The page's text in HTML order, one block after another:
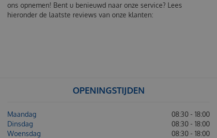
ons opnemen! Bent u benieuwd naar onze service? Lees
hieronder de laatste reviews van onze klanten:
OPENINGSTIJDEN
Maandag
08:30 - 18:00
Dinsdag
08:30 - 18:00
Woensdag
08:30 - 18:00